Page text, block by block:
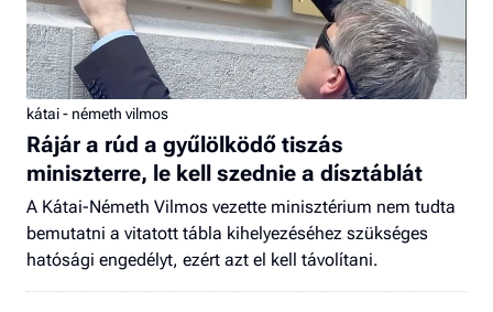
kátai - németh vilmos
Rájár a rúd a gyűlölködő tiszás
miniszterre, le kell szednie a dísztáblát
A Kátai-Németh Vilmos vezette minisztérium nem tudta
bemutatni a vitatott tábla kihelyezéséhez szükséges
hatósági engedélyt, ezért azt el kell távolítani.